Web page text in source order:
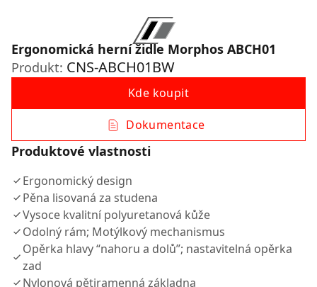
Ergonomická herní židle Morphos ABCH01
Produkt: CNS-ABCH01BW
Kde koupit
Dokumentace
Produktové vlastnosti
Ergonomický design
Pěna lisovaná za studena
Vysoce kvalitní polyuretanová kůže
Odolný rám; Motýlkový mechanismus
Opěrka hlavy “nahoru a dolů”; nastavitelná opěrka
zad
Nylonová pětiramenná základna